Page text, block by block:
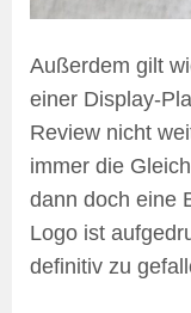
Außerdem gilt
einer Display-
Review nicht
immer die
dann doch eine
Logo ist
definitiv zu